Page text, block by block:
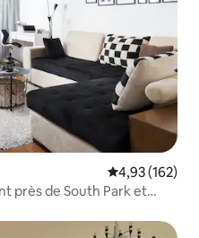
Évaluation
4,93 (162)
près de South Park et